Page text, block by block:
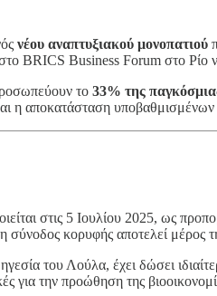
νέου αναπτυξιακού μονοπατιού
BRICS Business Forum στο Ρίο
το 33% της
η αποκατάσταση
στις 5 Ιουλίου 2025, ως
σύνοδος κορυφής αποτελεί μέρος
του Λούλα, έχει δώσει
για την προώθηση της